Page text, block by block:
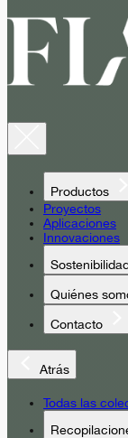
Productos
Proyectos
Aplicaciones
Innovaciones
Quiénes
Contacto
Atrás
Todas las